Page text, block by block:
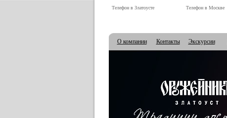
Телефон в Златоусте Телефон в Москве
О компании Контакты Экскурсии